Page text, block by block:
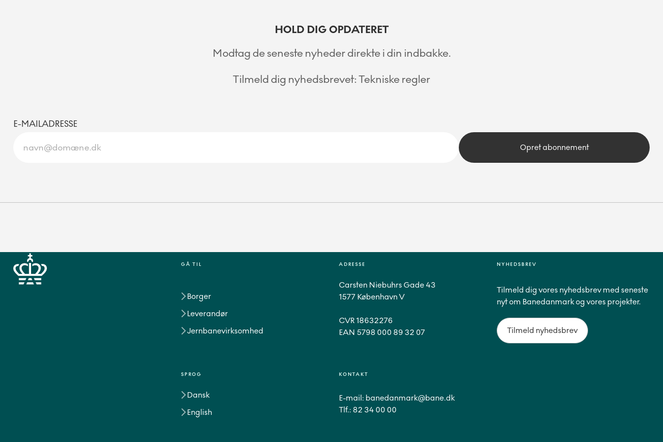
HOLD DIG OPDATERET
Modtag de seneste nyheder direkte i din indbakke.
Tilmeld dig nyhedsbrevet: Tekniske regler
E-MAILADRESSE
Opret abonnement
GÅ TIL
Borger
Leverandør
Jernbanevirksomhed
SPROG
Dansk
English
ADRESSE
Carsten Niebuhrs Gade 43
1577 København V
CVR 18632276
EAN 5798 000 89 32 07
KONTAKT
E-mail: banedanmark@bane.dk
Tlf.: 82 34 00 00
NYHEDSBREV
Tilmeld dig vores nyhedsbrev med seneste
nyt om Banedanmark og vores projekter.
Tilmeld nyhedsbrev